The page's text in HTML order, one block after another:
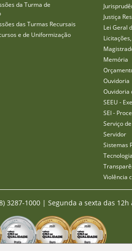
da Turma de
das Turmas Recursais
e de Uniformização
Justiça
Lei Geral
Memória
Ouvidoria
Ouvidoria
SEEU -
SEI -
Serviço
Servidor
Sistemas
Violência
3287-1000 | Segunda a sexta das 12h